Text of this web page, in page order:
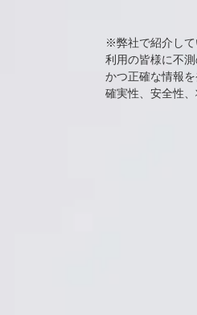
※弊社で紹介して
利用の皆様に不
かつ正確な情報
確実性、安全性